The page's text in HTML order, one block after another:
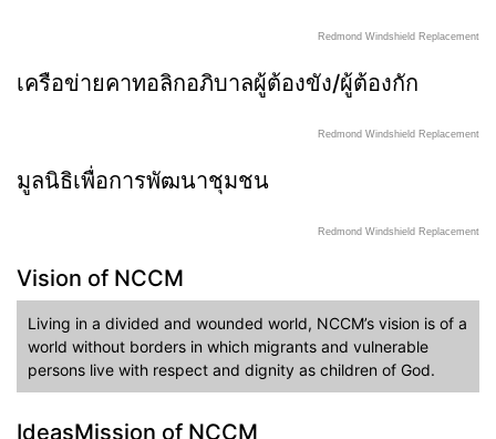
Redmond Windshield Replacement
เครือข่ายคาทอลิกอภิบาลผู้ต้องขัง/ผู้ต้องกัก
Redmond Windshield Replacement
มูลนิธิเพื่อการพัฒนาชุมชน
Redmond Windshield Replacement
Vision of NCCM
Living in a divided and wounded world, NCCM’s vision is of a
world without borders in which migrants and vulnerable
persons live with respect and dignity as children of God.
IdeasMission of NCCM